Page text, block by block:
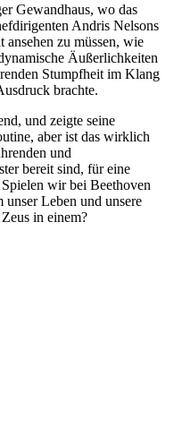
Gewandhaus, wo das
Andris Nelsons
zu müssen, wie
Äußerlichkeiten
Stumpfheit im Klang
brachte.
und zeigte seine
aber ist das wirklich
und
bereit sind, für eine
wir bei Beethoven
Leben und unsere
in einem?